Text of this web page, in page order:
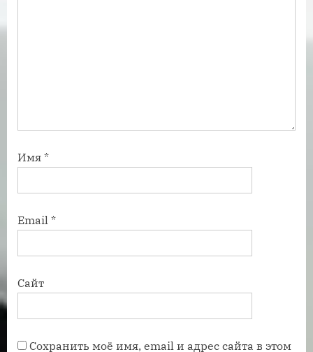
Имя *
Email *
Сайт
Сохранить моё имя, email и адрес сайта в этом